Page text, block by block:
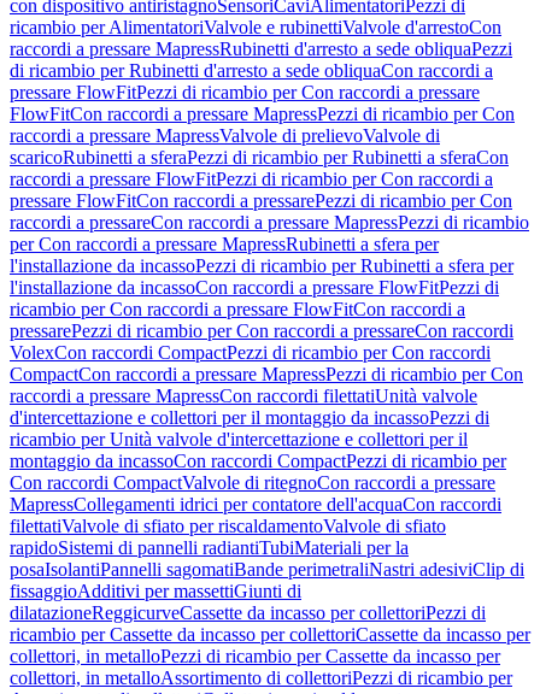
con dispositivo antiristagnoSensoriCaviAlimentatori Pezzi di
ricambio per AlimentatoriValvole e rubinettiValvole d'arrestoCon
raccordi a pressare MapressRubinetti d'arresto a sede obliquaPezzi
di ricambio per Rubinetti d'arresto a sede obliquaCon raccordi a
pressare FlowFitPezzi di ricambio per Con raccordi a pressare
FlowFitCon raccordi a pressare MapressPezzi di ricambio per Con
raccordi a pressare MapressValvole di prelievoValvole di
scaricoRubinetti a sferaPezzi di ricambio per Rubinetti a sferaCon
raccordi a pressare FlowFitPezzi di ricambio per Con raccordi a
pressare FlowFitCon raccordi a pressarePezzi di ricambio per Con
raccordi a pressareCon raccordi a pressare MapressPezzi di ricambio
per Con raccordi a pressare MapressRubinetti a sfera per
l'installazione da incassoPezzi di ricambio per Rubinetti a sfera per
l'installazione da incassoCon raccordi a pressare FlowFitPezzi di
ricambio per Con raccordi a pressare FlowFitCon raccordi a
pressarePezzi di ricambio per Con raccordi a pressareCon raccordi
VolexCon raccordi CompactPezzi di ricambio per Con raccordi
CompactCon raccordi a pressare MapressPezzi di ricambio per Con
raccordi a pressare MapressCon raccordi filettatiUnità valvole
d'intercettazione e collettori per il montaggio da incassoPezzi di
ricambio per Unità valvole d'intercettazione e collettori per il
montaggio da incassoCon raccordi CompactPezzi di ricambio per
Con raccordi CompactValvole di ritegnoCon raccordi a pressare
MapressCollegamenti idrici per contatore dell'acquaCon raccordi
filettatiValvole di sfiato per riscaldamentoValvole di sfiato
rapidoSistemi di pannelli radiantiTubiMateriali per la
posaIsolantiPannelli sagomatiBande perimetraliNastri adesiviClip di
fissaggioAdditivi per massettiGiunti di
dilatazioneReggicurveCassette da incasso per collettoriPezzi di
ricambio per Cassette da incasso per collettoriCassette da incasso per
collettori, in metalloPezzi di ricambio per Cassette da incasso per
collettori, in metalloAssortimento di collettoriPezzi di ricambio per